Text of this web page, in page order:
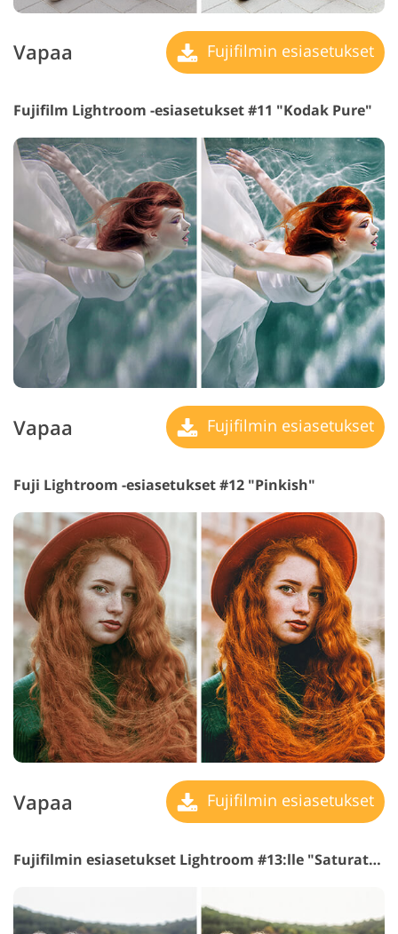
Vapaa Fujifilmin esiasetukset
Fujifilm Lightroom -esiasetukset #11 "Kodak Pure"
Vapaa Fujifilmin esiasetukset
Fuji Lightroom -esiasetukset #12 "Pinkish"
Vapaa Fujifilmin esiasetukset
Fujifilmin esiasetukset Lightroom #13:lle "Saturation"